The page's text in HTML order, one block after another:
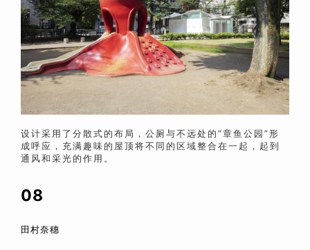
设计采用了分散式的布局，公厕与不远处的“章鱼公园”形
成呼应，充满趣味的屋顶将不同的区域整合在一起，起到
通风和采光的作用。
08
田村奈穗